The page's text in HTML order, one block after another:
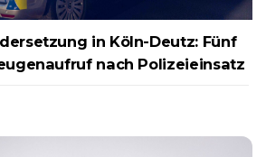
in Köln-Deutz: Fünf
nach Polizeieinsatz